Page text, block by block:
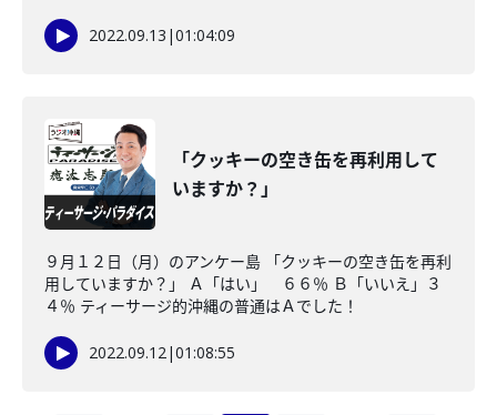
2022.09.13 |01:04:09
「クッキーの空き缶を再利用して
いますか？」
９月１２日（月）のアンケー島 「クッキーの空き缶を再利
用していますか？」 Ａ「はい」 ６６％ Ｂ「いいえ」３
４％ ティーサージ的沖縄の普通はＡでした！
2022.09.12|01:08:55